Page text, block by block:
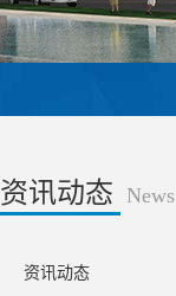
资讯动态 News
资讯动态